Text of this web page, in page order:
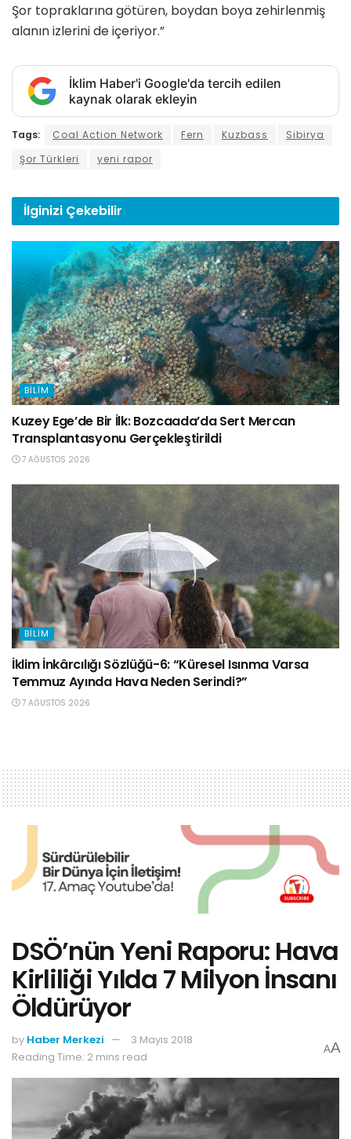
Şor topraklarına götüren, boydan boya zehirlenmiş
alanın izlerini de içeriyor.”
İklim Haber'i Google'da tercih edilen
kaynak olarak ekleyin
Tags: Coal Action Network Fern Kuzbass
Sibirya
Şor Türkleri
yeni rapor
İlginizi Çekebilir
BILIM
Kuzey Ege’de Bir İlk: Bozcaada’da Sert Mercan
Transplantasyonu Gerçekleştirildi
7 AĞUSTOS 2026
BILIM
İklim İnkârcılığı Sözlüğü-6: “Küresel Isınma Varsa
Temmuz Ayında Hava Neden Serindi?”
7 AĞUSTOS 2026
DSÖ’nün Yeni Raporu: Hava
Kirliliği Yılda 7 Milyon İnsanı
Öldürüyor
by Haber Merkezi
3 Mayıs 2018
Reading Time: 2 mins read
AA